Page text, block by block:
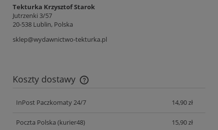
Tekturka Krzysztof Starok
Jutrzenki 3/57
20-538 Lublin, Polska
sklep@wydawnictwo-tekturka.pl
Koszty dostawy
Cena nie zawiera ewentualnych kosztów płatności
InPost Paczkomaty 24/7
14,90 zł
Poczta Polska (kurier48) 15,90 zł